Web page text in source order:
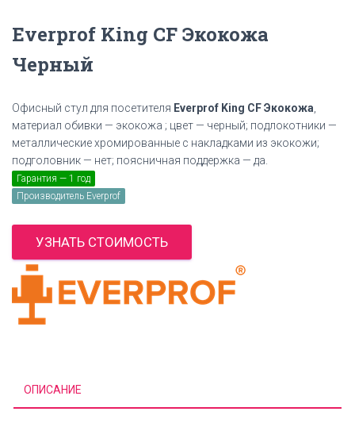
Everprof King CF Экокожа
Черный
Офисный стул для посетителя Everprof King CF Экокожа
материал обивки — экокожа ; цвет — черный; подлокотники —
металлические хромированные с накладками из экокожи;
подголовник — нет; поясничная поддержка — да.
Гарантия — 1 год
Производитель Everprof
УЗНАТЬ СТОИМОСТЬ
ОПИСАНИЕ